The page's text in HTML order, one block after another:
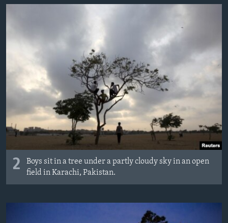
2
Boys sit in a tree under a partly cloudy sky in an open
field in Karachi, Pakistan.